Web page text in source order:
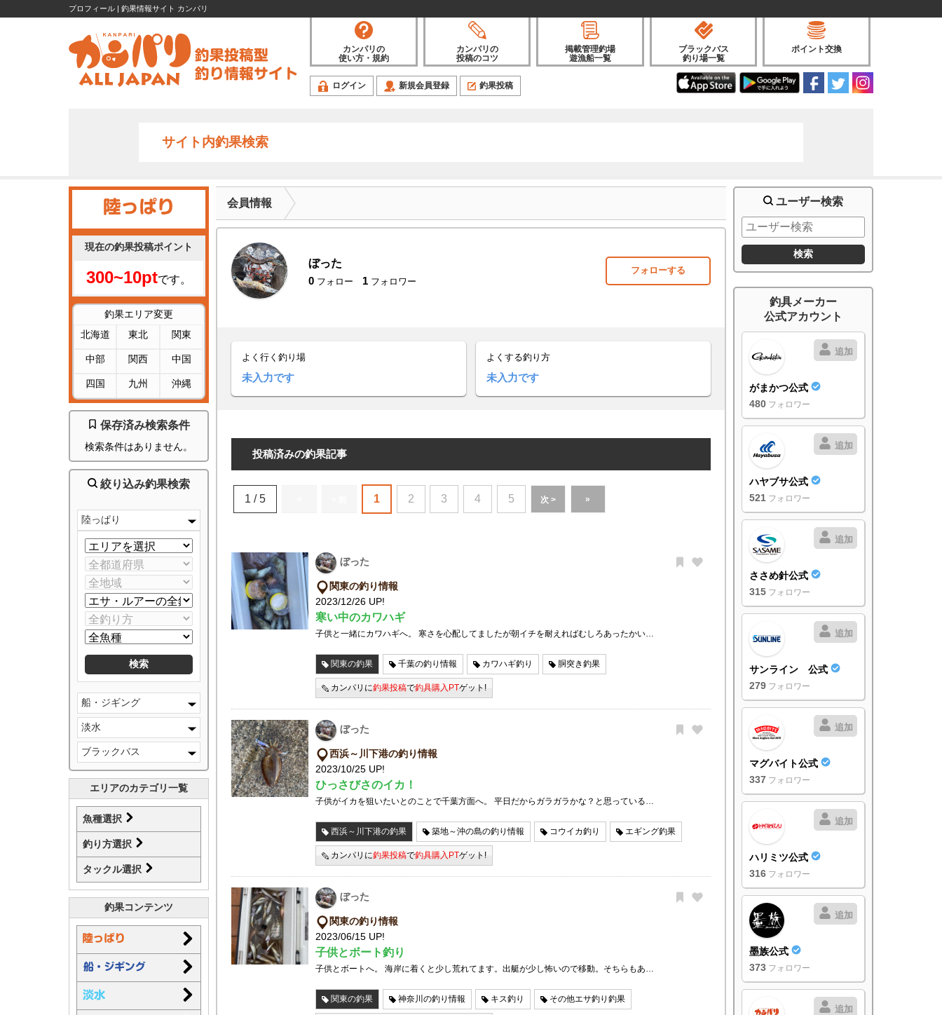
プロフィール | 釣果情報サイト カンパリ
カンパリの
使い方・規約
カンパリの
投稿のコツ
掲載管理釣場
遊漁船一覧
ブラックバス
釣り場一覧
ポイント交換
ログイン 新規会員登録 釣果投稿
サイト内釣果検索
現在の釣果投稿ポイント
300~10ptです。
釣果エリア変更
北海道
東北 関東
中部 関西 中国
四国 九州 沖縄
保存済み検索条件
検索条件はありません。
絞り込み釣果検索
陸っぱり
船・ジギング
淡水
ブラックバス
エリアのカテゴリ一覧
魚種選択
釣り方選択
タックル選択
釣果コンテンツ
会員情報
ぼった
0 フォロー 1 フォロワー
フォローする
よく行く釣り場
未入力です
よくする釣り方
未入力です
投稿済みの釣果記事
1 / 5 1 2 3 4 5 次 > »
ぼった
関東の釣り情報
2023/12/26 UP!
寒い中のカワハギ
子供と一緒にカワハギへ。 寒さを心配してましたが朝イチを耐えればむしろあったかい…
関東の釣果 千葉の釣り情報 カワハギ釣り 胴突き釣果
カンパリに釣果投稿で釣具購入PTゲット!
ぼった
西浜～川下港の釣り情報
2023/10/25 UP!
ひっさびさのイカ！
子供がイカを狙いたいとのことで千葉方面へ。 平日だからガラガラかな？と思っている…
西浜～川下港の釣果 築地～沖の島の釣り情報 コウイカ釣り エギング釣果
カンパリに釣果投稿で釣具購入PTゲット!
ぼった
関東の釣り情報
2023/06/15 UP!
子供とボート釣り
子供とボートへ。 海岸に着くと少し荒れてます。出艇が少し怖いので移動。そちらもあ…
関東の釣果 神奈川の釣り情報 キス釣り その他エサ釣り釣果
ユーザー検索
釣具メーカー
公式アカウント
追加
がまかつ公式
480 フォロワー
追加
ハヤブサ公式
521 フォロワー
追加
ささめ針公式
315 フォロワー
追加
サンライン 公式
279 フォロワー
追加
マグバイト公式
337 フォロワー
追加
ハリミツ公式
316 フォロワー
追加
墨族公式
373 フォロワー
追加